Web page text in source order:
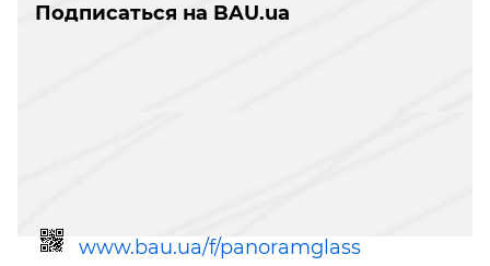
Подписаться на BAU.ua
www.bau.ua/f/panoramglass